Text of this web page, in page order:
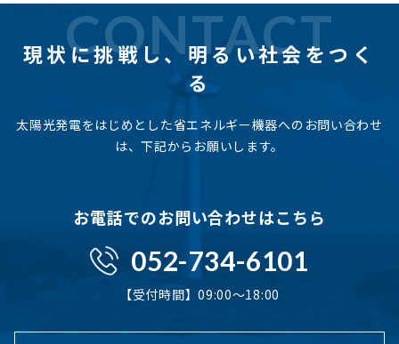
CONTACT
現状に挑戦し、明るい社会をつく
る
太陽光発電をはじめとした省エネルギー機器へのお問い合わせ
は、下記からお願いします。
お電話でのお問い合わせはこちら
052-734-6101
【受付時間】09:00〜18:00